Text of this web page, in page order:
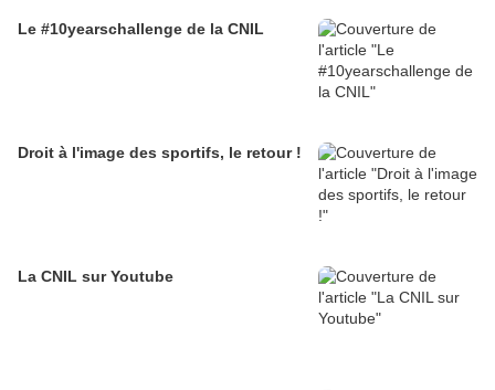
Le #10yearschallenge de la CNIL
Droit à l'image des sportifs, le retour !
La CNIL sur Youtube